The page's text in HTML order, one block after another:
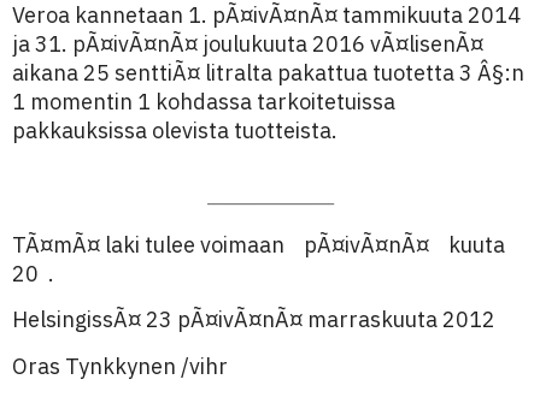
Veroa kannetaan 1. pÃ¤ivÃ¤nÃ¤ tammikuuta 2014
ja 31. pÃ¤ivÃ¤nÃ¤ joulukuuta 2016 vÃ¤lisenÃ¤
aikana 25 senttiÃ¤ litralta pakattua tuotetta 3 Â§:n
1 momentin 1 kohdassa tarkoitetuissa
pakkauksissa olevista tuotteista.
TÃ¤mÃ¤ laki tulee voimaan pÃ¤ivÃ¤nÃ¤ kuuta
20 .
HelsingissÃ¤ 23 pÃ¤ivÃ¤nÃ¤ marraskuuta 2012
Oras Tynkkynen /vihr